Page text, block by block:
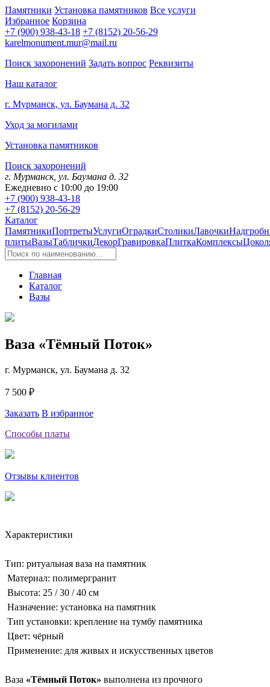
Памятники Установка памятников Все услуги
Избранное Корзина
+7 (900) 938-43-18 +7 (8152) 20-56-29
karelmonument.mur@mail.ru
Поиск захоронений Задать вопрос Реквизиты
Наш каталог
г. Мурманск, ул. Баумана д. 32
Уход за могилами
Установка памятников
Поиск захоронений
г. Мурманск, ул. Баумана д. 32
Ежедневно с 10:00 до 19:00
+7 (900) 938-43-18
+7 (8152) 20-56-29
Каталог
ПамятникиПортретыУслугиОградкиСтоликиЛавочки
плитыВазыТабличкиДекорГравировкаПлиткаКомплексы
Главная
Каталог
Вазы
Ваза «Тёмный Поток»
г. Мурманск, ул. Баумана д. 32
7 500 ₽
Заказать В избранное
Способы платы
Отзывы клиентов
Характеристики
Тип: ритуальная ваза на памятник
Материал: полимергранит
Высота: 25 / 30 / 40 см
Назначение: установка на памятник
Тип установки: крепление на тумбу памятника
Цвет: чёрный
Применение: для живых и искусственных цветов
Ваза «Тёмный Поток» выполнена из прочного